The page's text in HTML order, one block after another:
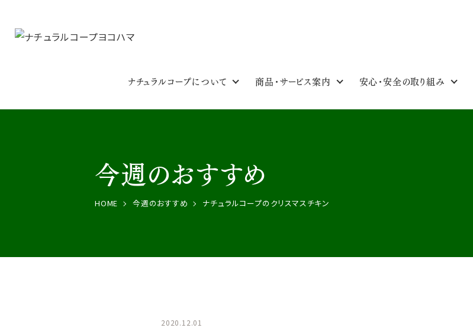
ナチュラルコープについて 商品・サービス案内 安心・安全の取り組み
今週のおすすめ
HOME 今週のおすすめ ナチュラルコープのクリスマスチキン
2020.12.01